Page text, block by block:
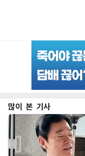
많이 본 기사